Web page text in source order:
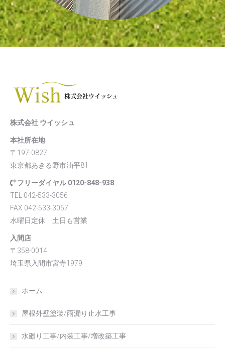
株式会社 ウイッシュ
本社所在地
〒197-0827
東京都あきる野市油平81
フリーダイヤル 0120-848-938
TEL 042-533-3056
FAX 042-533-3057
水曜日定休 土日も営業
入間店
〒358-0014
埼玉県入間市宮寺1979
ホーム
屋根外壁塗装/雨漏り止水工事
水廻り工事/内装工事/増改築工事